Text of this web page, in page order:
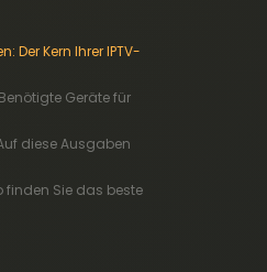
Der Kern Ihrer IPTV-
Geräte für
diese Ausgaben
finden Sie das beste